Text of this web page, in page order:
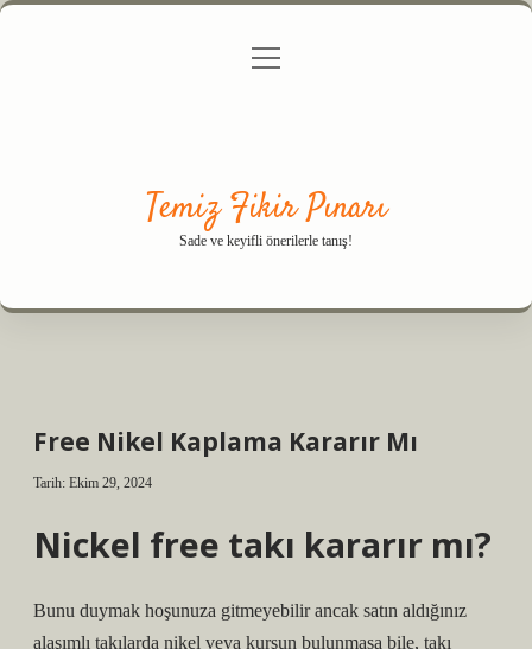
Gizlilik Politikası
menüyü
Temiz Fikir Pınarı
Sade ve keyifli önerilerle tanış!
Free Nikel Kaplama Kararır Mı
Tarih: Ekim 29, 2024
Nickel free takı kararır mı?
Bunu duymak hoşunuza gitmeyebilir ancak satın aldığınız
alaşımlı takılarda nikel veya kurşun bulunmasa bile, takı